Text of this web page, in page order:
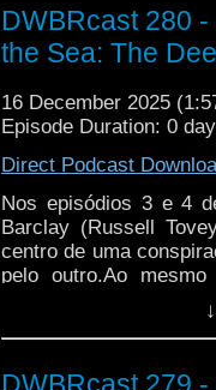
humanidade? Dá o
DWBRcast 280
the Sea: The
16 December 2025
Episode Duration: 0
Direct Podcast
Nos episódios 3 e 4
Barclay (Russell
centro de uma
pelo outro.Ao
enquanto tenta
quem são os "Las